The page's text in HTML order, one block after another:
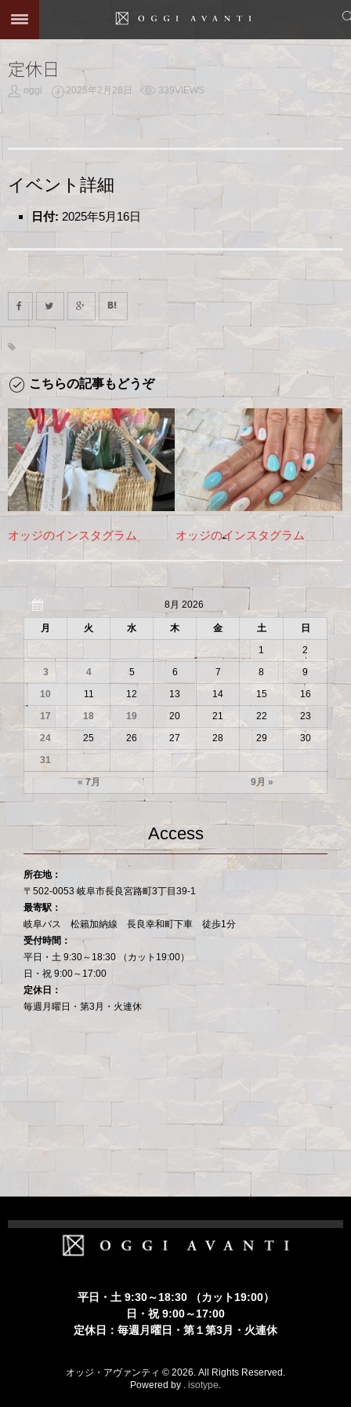
定休日
oggi 2025年2月28日 339VIEWS
イベント詳細
日付: 2025年5月16日
こちらの記事もどうぞ
オッジのインスタグラム オッジのインスタグラム
8月 2026
月 火 水 木 金 土
日
1
2
3
4 5 6 7 8
9
10
11 12 13 14 15
16
17
18 19 20 21 22
23
24
25 26 27 28 29
30
31
« 7月
9月 »
Access
所在地：
〒502-0053 岐阜市長良宮路町3丁目39-1
最寄駅：
岐阜バス 松籟加納線 長良幸和町下車 徒歩1分
受付時間：
平日・土 9:30～18:30 （カット19:00）
日・祝 9:00～17:00
定休日：
毎週月曜日・第3月・火連休
平日・土 9:30～18:30 （カット19:00）
日・祝 9:00～17:00
定休日：毎週月曜日・第１第3月・火連休
オッジ・アヴァンティ © 2026. All Rights Reserved.
Powered by . isotype.